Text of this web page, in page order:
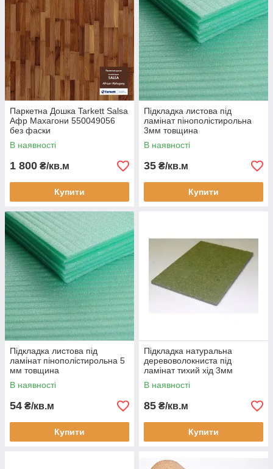
Паркетна Дошка Tarkett Salsa
Афр Махагони 550049056
без фаски
В наявності
1 800 ₴/кв.м
Купити
Підкладка листова під
ламінат пінополістирольна
3мм товщина
В наявності
35 ₴/кв.м
Купити
Підкладка листова під
ламінат пінополістирольна 5
мм товщина
В наявності
54 ₴/кв.м
Купити
Підкладка натуральна
деревоволокниста під
ламінат тихий хід 3мм
В наявності
85 ₴/кв.м
Купити